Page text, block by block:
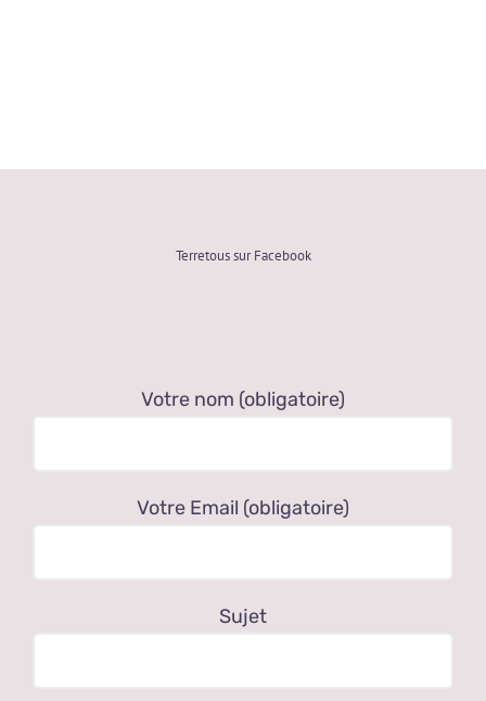
Terretous sur Facebook
Votre nom (obligatoire)
Votre Email (obligatoire)
Sujet